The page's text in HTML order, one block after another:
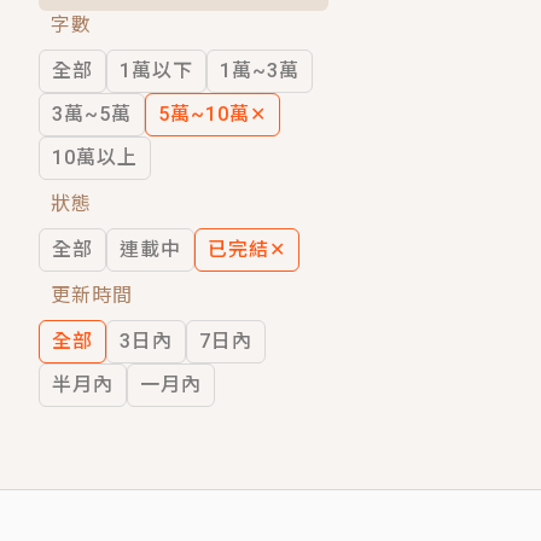
穿越｜《穿越遠古後成了野人娘子》你
字數
全部
1萬以下
1萬~3萬
3萬~5萬
5萬~10萬 ✕
10萬以上
狀態
全部
連載中 已完結✕
更新時間
全部
3日內
7日內
半月內
一月內